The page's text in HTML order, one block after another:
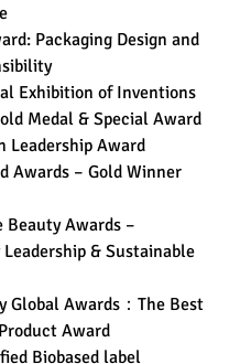
Packaging Design and
Exhibition of Inventions
Medal & Special Award
Leadership Award
Awards – Gold Winner
Beauty Awards –
& Sustainable
Global Awards：The Best
Award
Biobased label